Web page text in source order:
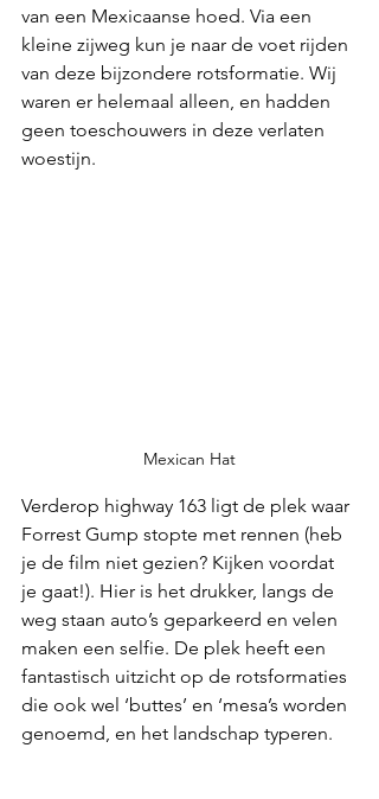
van een Mexicaanse hoed. Via een
kleine zijweg kun je naar de voet rijden
van deze bijzondere rotsformatie. Wij
waren er helemaal alleen, en hadden
geen toeschouwers in deze verlaten
woestijn.
Mexican Hat
Verderop highway 163 ligt de plek waar
Forrest Gump stopte met rennen (heb
je de film niet gezien? Kijken voordat
je gaat!). Hier is het drukker, langs de
weg staan auto’s geparkeerd en velen
maken een selfie. De plek heeft een
fantastisch uitzicht op de rotsformaties
die ook wel ‘buttes’ en ‘mesa’s worden
genoemd, en het landschap typeren.